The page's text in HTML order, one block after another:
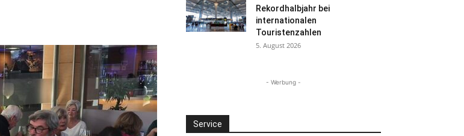
Rekordhalbjahr bei
internationalen
Touristenzahlen
5. August 2026
- Werbung -
Service